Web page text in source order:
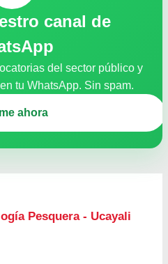
canal de
del sector público y
tu WhatsApp. Sin spam.
ahora
Pesquera - Ucayali